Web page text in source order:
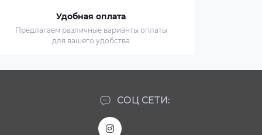
Удобная оплата
Предлагаем различные варианты оплаты
для вашего удобства
СОЦ СЕТИ: